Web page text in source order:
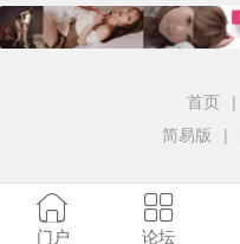
首页 |
简易版
|
门户 论坛